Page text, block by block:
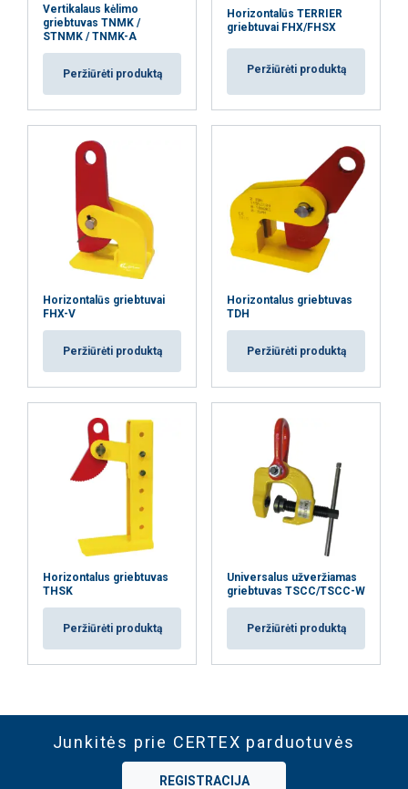
Vertikalaus kėlimo
griebtuvas TNMK /
STNMK / TNMK-A
Peržiūrėti produktą
Horizontalūs TERRIER
griebtuvai FHX/FHSX
Peržiūrėti produktą
Horizontalūs griebtuvai
FHX-V
Peržiūrėti produktą
Horizontalus griebtuvas
TDH
Peržiūrėti produktą
Horizontalus griebtuvas
THSK
Peržiūrėti produktą
Universalus užveržiamas
griebtuvas TSCC/TSCC-W
Peržiūrėti produktą
Junkitės prie CERTEX parduotuvės
REGISTRACIJA
AŠ NESUTINKU
PARODYTI DETALIAU